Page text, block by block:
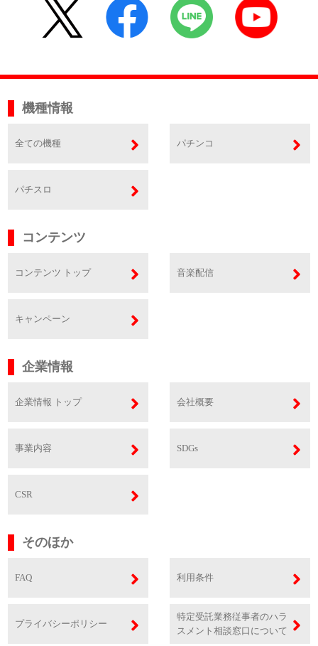
機種情報
全ての機種 パチンコ
パチスロ
コンテンツ
コンテンツ トップ 音楽配信
キャンペーン
企業情報
企業情報 トップ 会社概要
事業内容 SDGs
CSR
そのほか
FAQ 利用条件
プライバシーポリシー
特定受託業務従事者のハラ
スメント相談窓口について